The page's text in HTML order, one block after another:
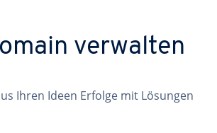
verwalten
Ihren Ideen Erfolge mit Lösungen